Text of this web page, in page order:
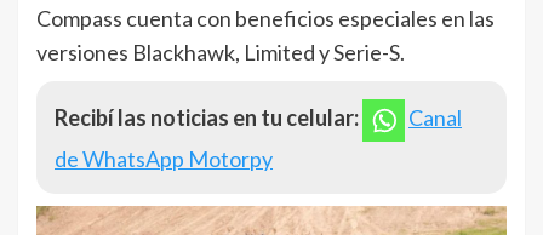
Compass cuenta con beneficios especiales en las
versiones Blackhawk, Limited y Serie-S.
Recibí las noticias en tu celular:
Canal
de WhatsApp Motorpy